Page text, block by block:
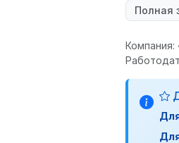
Полная
Компания: